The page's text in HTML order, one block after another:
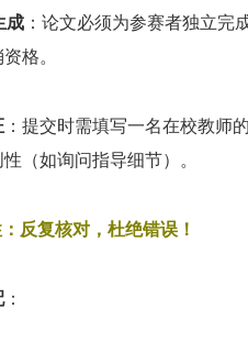
成​ ：论文必须为参赛者独立完
格。
：提交时需填写一名在校教师
（如询问指导细节）。
反复核对，杜绝错误！​
​：